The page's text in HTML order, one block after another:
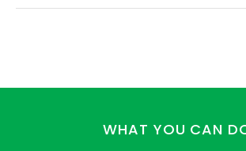
WHAT YOU CAN